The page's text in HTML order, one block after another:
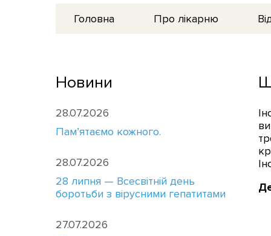
Головна Про лікарню
Новини
28.07.2026
Пам’ятаємо кожного.
28.07.2026
28 липня — Всесвітній день
боротьби з вірусними гепатитами
27.07.2026